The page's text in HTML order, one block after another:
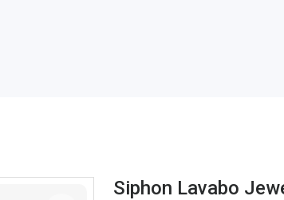
Siphon Lavabo